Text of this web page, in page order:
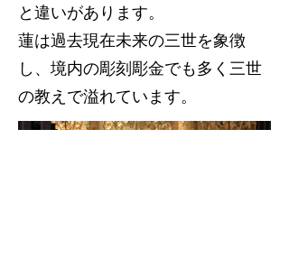
と違いがあります。
蓮は過去現在未来の三世を象徴
し、境内の彫刻彫金でも多く三世
の教えで溢れています。